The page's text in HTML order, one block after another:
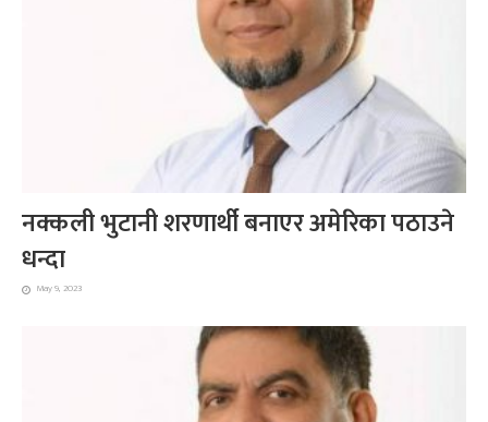
नक्कली भुटानी शरणार्थी बनाएर अमेरिका पठाउने
धन्दा
May 9, 2023